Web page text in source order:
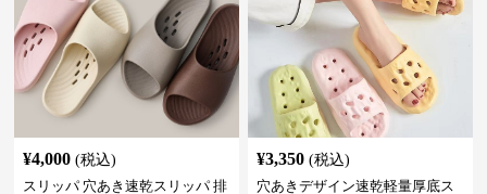
¥4,000 (税込)
スリッパ 穴あき速乾スリッパ 排
¥3,350 (税込)
穴あきデザイン速乾軽量厚底ス